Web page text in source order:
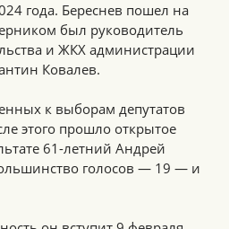
года. Береснев пошел на
был руководитель
и ЖКХ администрации
Ковалев.
к выборам депутатов
этого прошло открытое
61-летний Андрей
голосов — 19 — и